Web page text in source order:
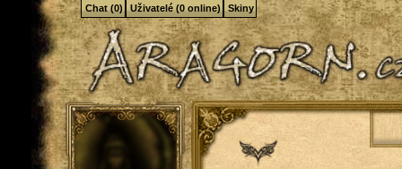
Chat (0) Uživatelé (0 online) Skiny